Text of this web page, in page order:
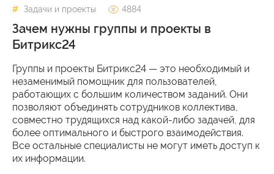
Задачи и проекты 4884
Зачем нужны группы и проекты в
Битрикс24
Группы и проекты Битрикс24 — это необходимый и
незаменимый помощник для пользователей,
работающих с большим количеством заданий. Они
позволяют объединять сотрудников коллектива,
совместно трудящихся над какой-либо задачей, для
более оптимального и быстрого взаимодействия.
Все остальные специалисты не могут иметь доступ к
их информации.